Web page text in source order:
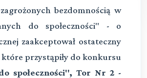
bezdomnością w
do społeczności" - o
zaakceptował ostateczny
przystąpiły do konkursu
społeczności", Tor Nr 2 -